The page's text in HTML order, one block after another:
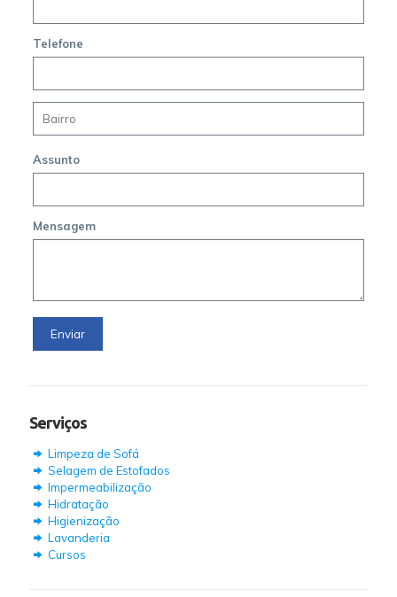
Telefone
Assunto
Mensagem
Serviços
Limpeza de Sofá
Selagem de Estofados
Impermeabilização
Hidratação
Higienização
Lavanderia
Cursos